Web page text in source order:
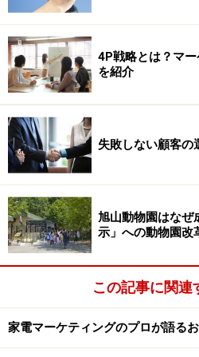
4P戦略とは？マ
を紹介
失敗しない顧客
旭山動物園はなぜ
示」への動物園改
この記事に関連
家電マーケティングのプロが語る